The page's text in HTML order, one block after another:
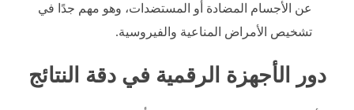
عن الأجسام المضادة أو المستضدات، وهو مهم جدًا في
تشخيص الأمراض المناعية والفيروسية.
دور الأجهزة الرقمية في دقة النتائج